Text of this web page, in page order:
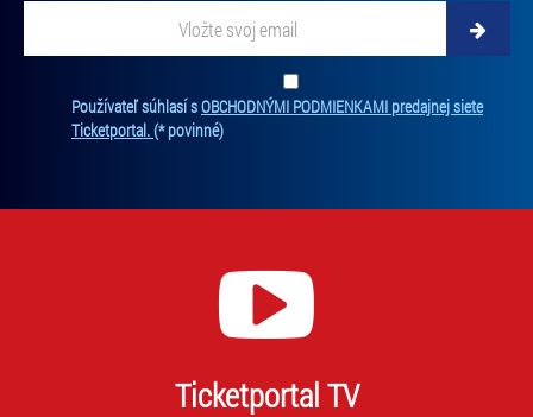
Používateľ súhlasí sOBCHODNÝMI PODMIENKAMI predajnej siete
Ticketportal.(* povinné)
Ticketportal TV